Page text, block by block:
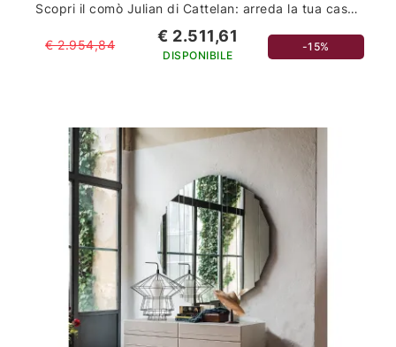
Scopri il comò Julian di Cattelan: arreda la tua casa con stile ed eleganza
€ 2.954,84 € 2.511,61
DISPONIBILE
-15%